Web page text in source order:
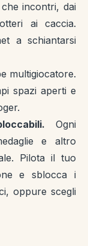
incontri, dai
ai caccia.
a schiantarsi
multigiocatore.
spazi aperti e
Ogni
e altro
Pilota il tuo
e sblocca i
oppure scegli